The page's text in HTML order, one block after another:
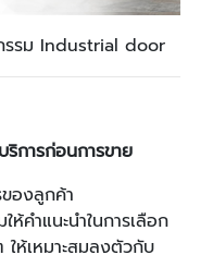
รรม Industrial door
การก่อนการขาย
องลูกค้า
คำแนะนำในการเลือก
ห้เหมาะสมลงตัวกับ